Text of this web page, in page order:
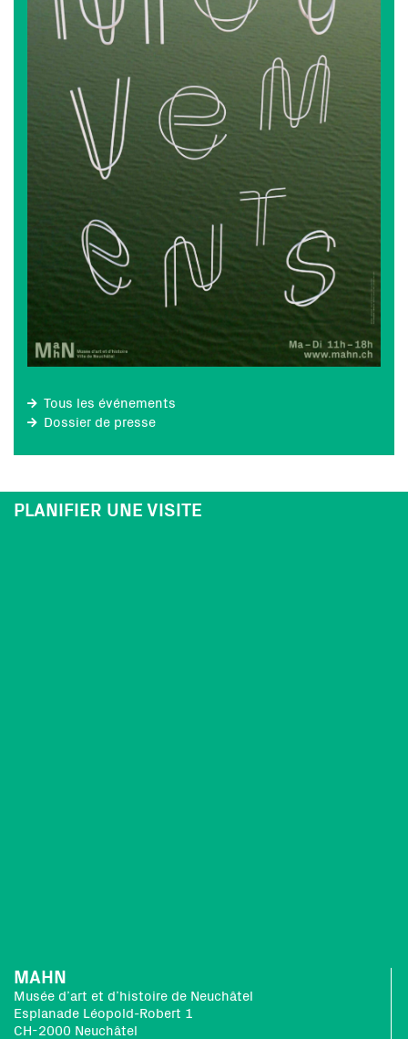
Tous les événements
Dossier de presse
PLANIFIER UNE VISITE
MAHN
Musée d’art et d’histoire de Neuchâtel
Esplanade Léopold-Robert 1
CH-2000 Neuchâtel